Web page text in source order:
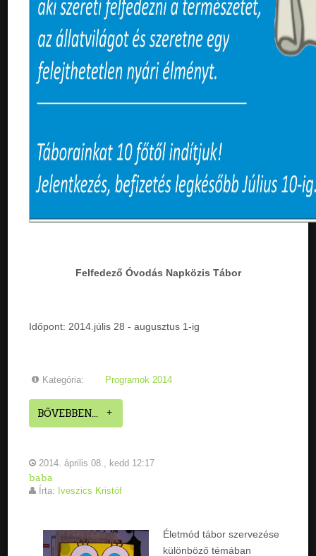
Felfedező Óvodás Napközis Tábor
Időpont: 2014.júlis 28 - augusztus 1-ig
Kategória: Programok 2014
BŐVEBBEN...
2014. április 08., kedd 12:17
baba
Írta: Iveszics Kristóf
Életmód tábor szervezése
különböző témában